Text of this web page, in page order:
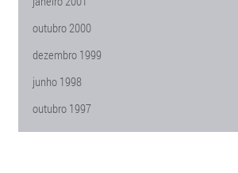
outubro 2000
dezembro 1999
junho 1998
outubro 1997